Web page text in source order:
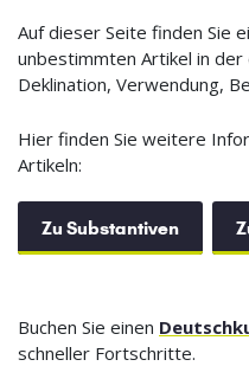
Auf dieser Seite finden Sie
unbestimmten Artikel in der
Deklination, Verwendung,
Hier finden Sie weitere
Artikeln:
Zu Substantiven
Buchen Sie einen
schneller Fortschritte.